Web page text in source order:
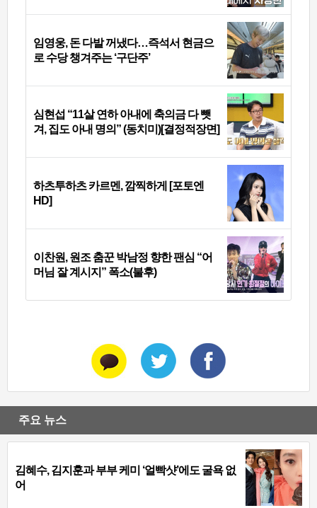
임영웅, 돈 다발 꺼냈다…즉석서 현금으
로 수당 챙겨주는 ‘구단주’
심현섭 “11살 연하 아내에 축의금 다 뺏
겨, 집도 아내 명의” (동치미)[결정적장면]
하츠투하츠 카르멘, 깜찍하게 [포토엔
HD]
이찬원, 원조 춤꾼 박남정 향한 팬심 “어
머님 잘 계시지” 폭소(불후)
주요 뉴스
김혜수, 김지훈과 부부 케미 ‘얼빡샷’에도 굴욕 없
어